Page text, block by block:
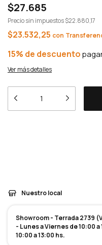
$27.685
Precio sin impuestos$22.880,17
$23.532,25 con
15% de descuento
Ver más detalles
Nuestro local
Showroom - Terrada 2739
- Lunes a Viernes de 10:00
10:00 a 13:00 hs.